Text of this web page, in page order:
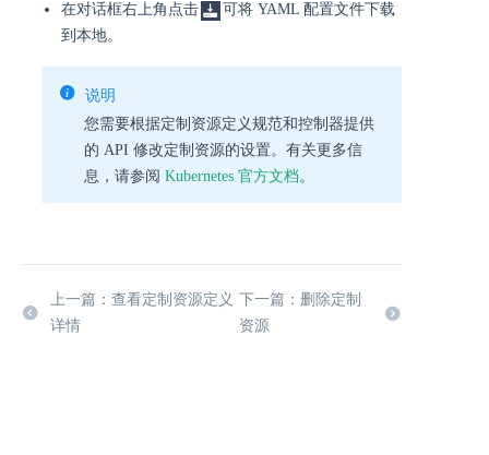
在对话框右上角点击
可将 YAML 配置文件下载
到本地。
说明
您需要根据定制资源定义规范和控制器提供
的 API 修改定制资源的设置。有关更多信
息，请参阅 Kubernetes 官方文档。
上一篇：查看定制资源定义
详情
下一篇：删除定制
资源